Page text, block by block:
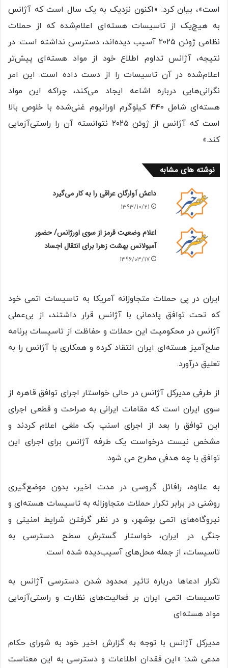
است»، بیان کرد: «اکنون نزدیک به یک سال است که آژانس
به هیچ‌یک از تاسیسات هسته‌ای اعلام‌شده که از حملات
نظامی ژوئن ۲۰۲۵ آسیب دیده‌اند، دسترسی نداشته است. در
نتیجه، آژانس تداوم اطلاع خود از مواد هسته‌ای پیش‌تر
اعلام‌شده در آن تاسیسات را از دست داده است. این امر
نگرانی‌هایی درباره اشاعه ایجاد می‌کند، چراکه این مواد
هسته‌ای شامل ۴۴۰ کیلوگرم اورانیوم غنی‌شده با خلوص بالا
است که آژانس از ژوئن ۲۰۲۵ نتوانسته آن را راستی‌آزمایی
کند.»
نوشته های مشابه
داعش آوارگان عراقی را به کار می‌گیرد
1393/10/21
اعلام وضعیت قرمز از سوی اورژانس/ حضور
آمبولانس بهشت زهرا برای انتقال اجساد
1396/03/17
ایران در پی حملات متجاوزانه آمریکا به تاسیسات اتمی خود
که تحت توافق پادمانی با آژانس قرار داشتند، از بی‌عملی
آژانس در محکومیت این حملات و حفاظت از تاسیسات برنامه
صلح‌آمیز هسته‌ای ایران انتقاد کرده و همکاری با آژانس را به
تعلیق درآورد.
از طرفی مدیرکل آژانس در حالی خواستار اجرای توافق قاهره از
سوی ایران است که مقامات ایرانی به صراحت و قطعی اجرای
این توافق را بعد از اجرای اسنپ بک ملغی اعلام کردند و
مشخص نیست درخواست یک طرفه آژانس برای اجرای این
توافق با چه هدفی مطرح می شود.
به علاوه، رافائل گروسی در مدت اخیر، بدون موضع‌گیری
روشنی در برابر تکرار حملات متجاوزانه به تاسیسات هسته‌ای و
نیروگاه‌های اتمی بوشهر، و در نظر گرفتن شرایط امنیتی و
جنگی در ایران، خواستار گسترش سطح دسترسی به
تاسیسات، از جمله محل‌های آسیب‌دیده شده است.
تکرار ادعاها درباره تاثیر محدود شدن دسترسی آژانس به
تاسیسات اتمی ایران بر فعالیت‌های نظارت و راستی‌آزمایی
مواد هسته‌ای
مدیرکل آژانس با توجه به گزارش اخیر خود به شورای حکام
مدعی شد: «این فقدان اطلاعات و دسترسی به این معناست